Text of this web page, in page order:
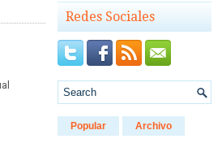
Redes Sociales
Popular Archivo